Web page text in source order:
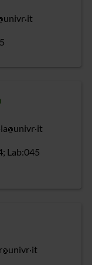
univr it
univr it
Lab:045
univr it